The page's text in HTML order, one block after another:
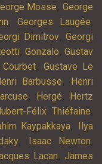
Mosse,George
,Georges Laugée,
Dimitrov, Georgi
, Gonzalo,Gustav
,Gustave Le
Barbusse,
Henri
, Hergé,
Hertz
Félix Thiéfaine,
Kaypakkaya,
Ilya
, Isaac Newton,
Lacan, James